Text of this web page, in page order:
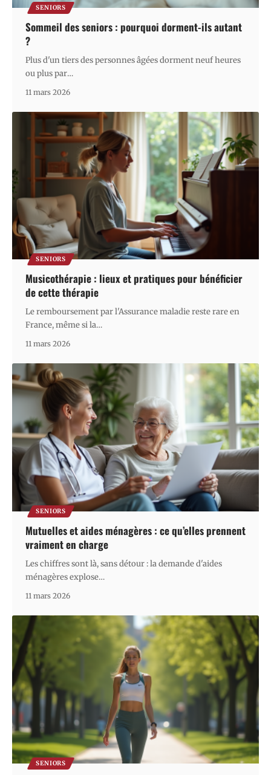
SENIORS
Sommeil des seniors : pourquoi dorment-ils autant
?
Plus d'un tiers des personnes âgées dorment neuf heures
ou plus par…
11 mars 2026
SENIORS
Musicothérapie : lieux et pratiques pour bénéficier
de cette thérapie
Le remboursement par l'Assurance maladie reste rare en
France, même si la…
11 mars 2026
SENIORS
Mutuelles et aides ménagères : ce qu’elles prennent
vraiment en charge
Les chiffres sont là, sans détour : la demande d'aides
ménagères explose…
11 mars 2026
SENIORS